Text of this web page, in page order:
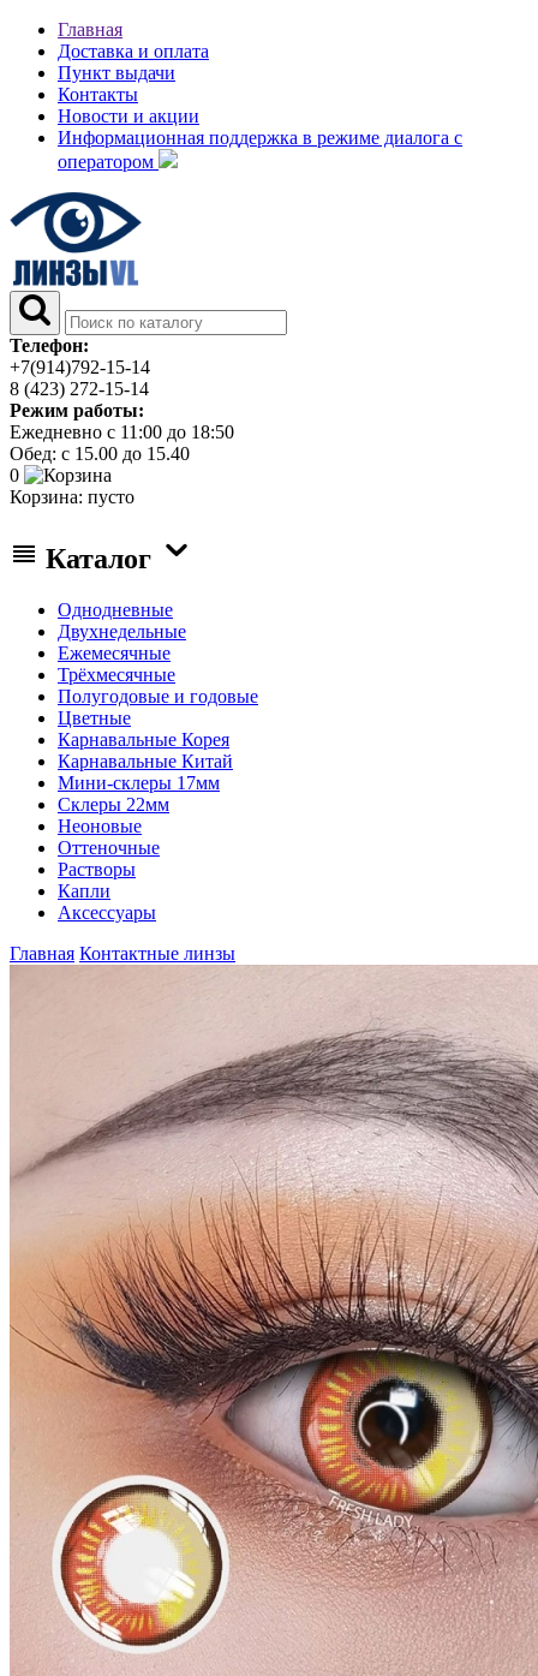
Главная
Доставка и оплата
Пункт выдачи
Контакты
Новости и акции
Информационная поддержка в режиме диалога с
оператором
Телефон:
+7(914)792-15-14
8 (423) 272-15-14
Режим работы:
Ежедневно с 11:00 до 18:50
Обед: с 15.00 до 15.40
0
Корзина: пусто
Каталог
Однодневные
Двухнедельные
Ежемесячные
Трёхмесячные
Полугодовые и годовые
Цветные
Карнавальные Корея
Карнавальные Китай
Мини-склеры 17мм
Склеры 22мм
Неоновые
Оттеночные
Растворы
Капли
Аксессуары
Главная Контактные линзы